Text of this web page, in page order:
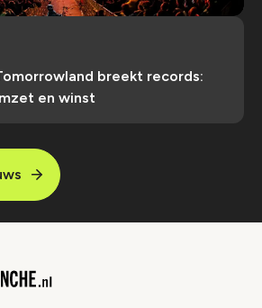
breekt records:
en winst